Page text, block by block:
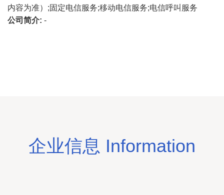
内容为准）;固定电信服务;移动电信服务;电信呼叫服务
公司简介: -
企业信息 Information